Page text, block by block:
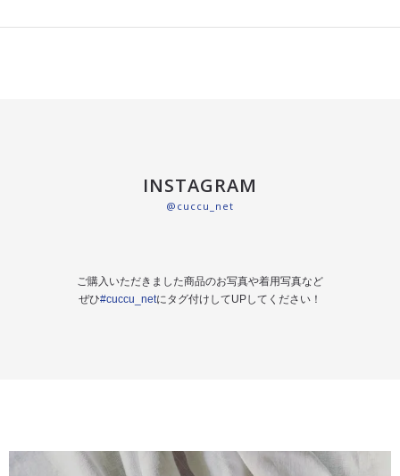
INSTAGRAM
@cuccu_net
ご購入いただきました商品のお写真や着用写真など
ぜひ#cuccu_netにタグ付けしてUPしてください！